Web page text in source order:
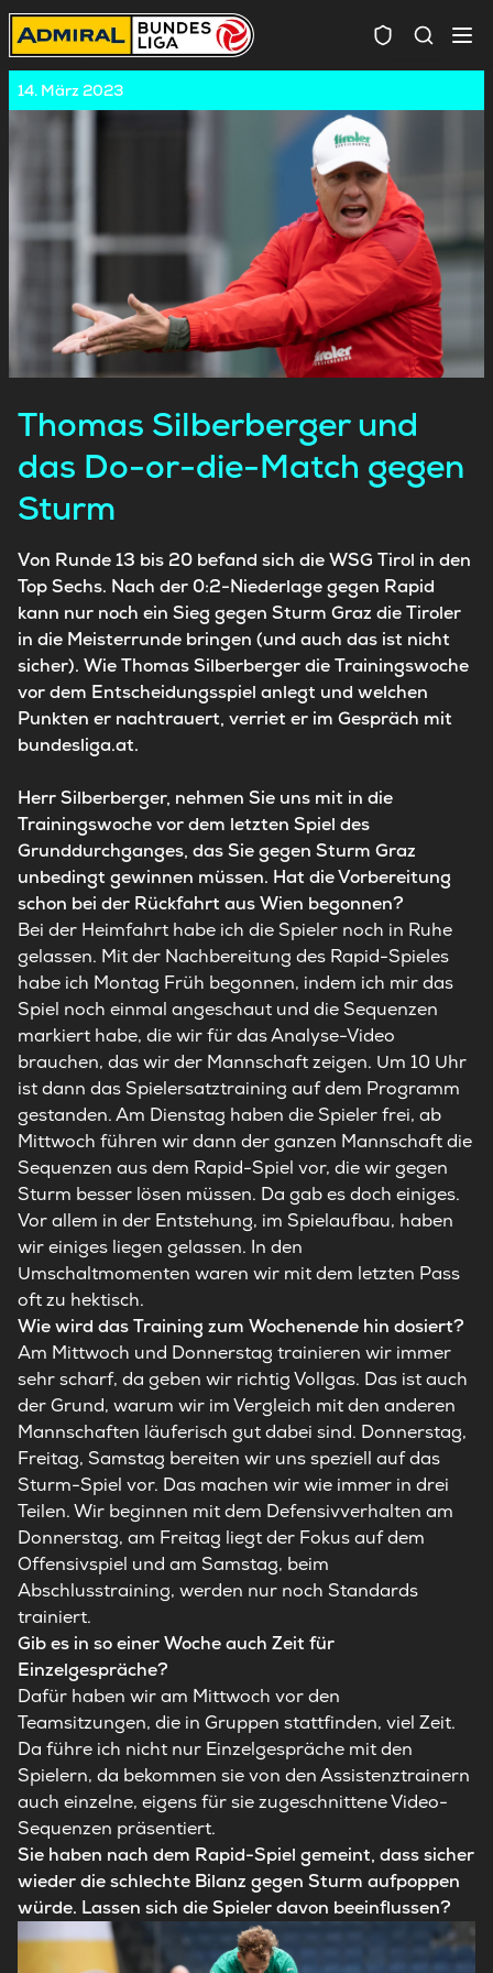
14. März 2023
Thomas Silberberger und
das Do-or-die-Match gegen
Sturm
Von Runde 13 bis 20 befand sich die WSG Tirol in den
Top Sechs. Nach der 0:2-Niederlage gegen Rapid
kann nur noch ein Sieg gegen Sturm Graz die Tiroler
in die Meisterrunde bringen (und auch das ist nicht
sicher). Wie Thomas Silberberger die Trainingswoche
vor dem Entscheidungsspiel anlegt und welchen
Punkten er nachtrauert, verriet er im Gespräch mit
bundesliga.at.
Herr Silberberger, nehmen Sie uns mit in die
Trainingswoche vor dem letzten Spiel des
Grunddurchganges, das Sie gegen Sturm Graz
unbedingt gewinnen müssen. Hat die Vorbereitung
schon bei der Rückfahrt aus Wien begonnen?
Bei der Heimfahrt habe ich die Spieler noch in Ruhe
gelassen. Mit der Nachbereitung des Rapid-Spieles
habe ich Montag Früh begonnen, indem ich mir das
Spiel noch einmal angeschaut und die Sequenzen
markiert habe, die wir für das Analyse-Video
brauchen, das wir der Mannschaft zeigen. Um 10 Uhr
ist dann das Spielersatztraining auf dem Programm
gestanden. Am Dienstag haben die Spieler frei, ab
Mittwoch führen wir dann der ganzen Mannschaft die
Sequenzen aus dem Rapid-Spiel vor, die wir gegen
Sturm besser lösen müssen. Da gab es doch einiges.
Vor allem in der Entstehung, im Spielaufbau, haben
wir einiges liegen gelassen. In den
Umschaltmomenten waren wir mit dem letzten Pass
oft zu hektisch.
Wie wird das Training zum Wochenende hin dosiert?
Am Mittwoch und Donnerstag trainieren wir immer
sehr scharf, da geben wir richtig Vollgas. Das ist auch
der Grund, warum wir im Vergleich mit den anderen
Mannschaften läuferisch gut dabei sind. Donnerstag,
Freitag, Samstag bereiten wir uns speziell auf das
Sturm-Spiel vor. Das machen wir wie immer in drei
Teilen. Wir beginnen mit dem Defensivverhalten am
Donnerstag, am Freitag liegt der Fokus auf dem
Offensivspiel und am Samstag, beim
Abschlusstraining, werden nur noch Standards
trainiert.
Gib es in so einer Woche auch Zeit für
Einzelgespräche?
Dafür haben wir am Mittwoch vor den
Teamsitzungen, die in Gruppen stattfinden, viel Zeit.
Da führe ich nicht nur Einzelgespräche mit den
Spielern, da bekommen sie von den Assistenztrainern
auch einzelne, eigens für sie zugeschnittene Video-
Sequenzen präsentiert.
Sie haben nach dem Rapid-Spiel gemeint, dass sicher
wieder die schlechte Bilanz gegen Sturm aufpoppen
würde. Lassen sich die Spieler davon beeinflussen?